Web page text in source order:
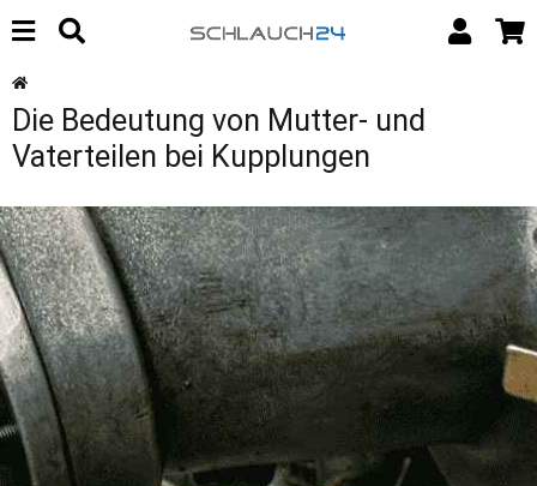
Die Bedeutung von Mutter- und
Vaterteilen bei Kupplungen